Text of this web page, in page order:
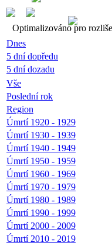
Optimalizováno pro
Dnes
5 dní dopředu
5 dní dozadu
Vše
Poslední rok
Region
Úmrtí 1920 - 1929
Úmrtí 1930 - 1939
Úmrtí 1940 - 1949
Úmrtí 1950 - 1959
Úmrtí 1960 - 1969
Úmrtí 1970 - 1979
Úmrtí 1980 - 1989
Úmrtí 1990 - 1999
Úmrtí 2000 - 2009
Úmrtí 2010 - 2019